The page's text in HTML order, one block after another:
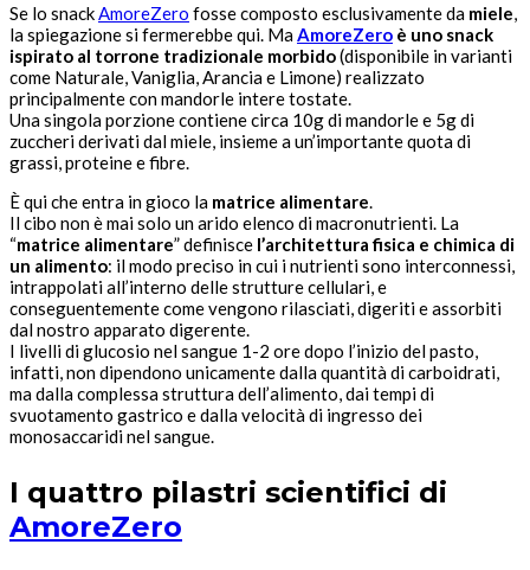
Se lo snackAmoreZero fosse composto esclusivamente da miele,
la spiegazione si fermerebbe qui. MaAmoreZero è uno snack
ispirato al torrone tradizionale morbido(disponibile in varianti
come Naturale, Vaniglia, Arancia e Limone) realizzato
principalmente con mandorle intere tostate.
Una singola porzione contiene circa 10g di mandorle e 5g di
zuccheri derivati dal miele, insieme a un’importante quota di
grassi, proteine e fibre.
È qui che entra in gioco la matrice alimentare.
Il cibo non è mai solo un arido elenco di macronutrienti. La
“matrice alimentare” definisce l’architettura fisica e chimica di
un alimento: il modo preciso in cui i nutrienti sono interconnessi,
intrappolati all’interno delle strutture cellulari, e
conseguentemente come vengono rilasciati, digeriti e assorbiti
dal nostro apparato digerente.
I livelli di glucosio nel sangue 1-2 ore dopo l’inizio del pasto,
infatti, non dipendono unicamente dalla quantità di carboidrati,
ma dalla complessa struttura dell’alimento, dai tempi di
svuotamento gastrico e dalla velocità di ingresso dei
monosaccaridi nel sangue.
I quattro pilastri scientifici di
AmoreZero